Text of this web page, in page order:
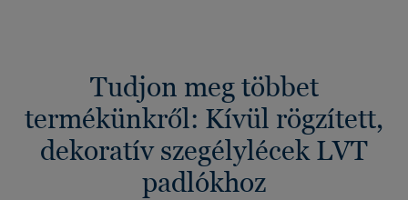
Tudjon meg többet
termékünkről: Kívül rögzített,
dekoratív szegélylécek LVT
padlókhoz